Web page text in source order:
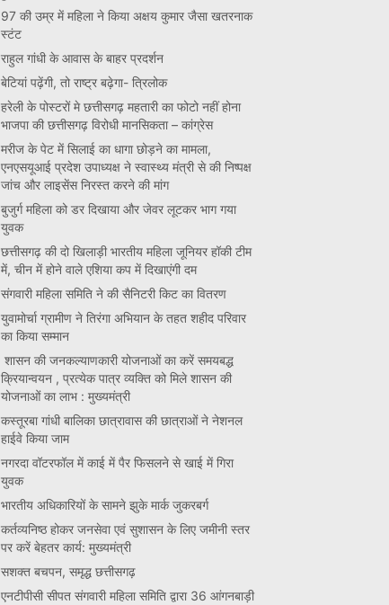
97 की उम्र में महिला ने किया अक्षय कुमार जैसा खतरनाक
स्टंट
राहुल गांधी के आवास के बाहर प्रदर्शन
बेटियां पढ़ेंगी, तो राष्ट्र बढ़ेगा- त्रिलोक
हरेली के पोस्टरों मे छत्तीसगढ़ महतारी का फोटो नहीं होना
भाजपा की छत्तीसगढ़ विरोधी मानसिकता – कांग्रेस
मरीज के पेट में सिलाई का धागा छोड़ने का मामला,
एनएसयूआई प्रदेश उपाध्यक्ष ने स्वास्थ्य मंत्री से की निष्पक्ष
जांच और लाइसेंस निरस्त करने की मांग
बुजुर्ग महिला को डर दिखाया और जेवर लूटकर भाग गया
युवक
छत्तीसगढ़ की दो खिलाड़ी भारतीय महिला जूनियर हॉकी टीम
में, चीन में होने वाले एशिया कप में दिखाएंगी दम
संगवारी महिला समिति ने की सैनिटरी किट का वितरण
युवामोर्चा ग्रामीण ने तिरंगा अभियान के तहत शहीद परिवार
का किया सम्मान
शासन की जनकल्याणकारी योजनाओं का करें समयबद्ध
क्रियान्वयन , प्रत्येक पात्र व्यक्ति को मिले शासन की
योजनाओं का लाभ : मुख्यमंत्री
कस्तूरबा गांधी बालिका छात्रावास की छात्राओं ने नेशनल
हाईवे किया जाम
नगरदा वॉटरफॉल में काई में पैर फिसलने से खाई में गिरा
युवक
भारतीय अधिकारियों के सामने झुके मार्क जुकरबर्ग
कर्तव्यनिष्ठ होकर जनसेवा एवं सुशासन के लिए जमीनी स्तर
पर करें बेहतर कार्य: मुख्यमंत्री
सशक्त बचपन, समृद्ध छत्तीसगढ़
एनटीपीसी सीपत संगवारी महिला समिति द्वारा 36 आंगनबाड़ी